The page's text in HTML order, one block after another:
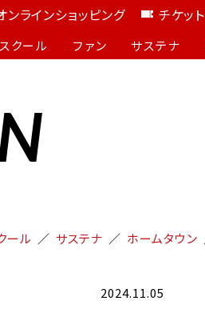
ンラインショッピング チケット
クール ファン サステナ
ール サステナ ホームタウン
2024.11.05